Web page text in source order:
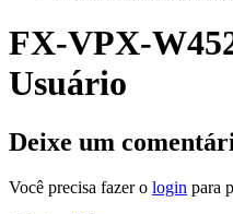
FX-VPX-
Usuário
Deixe um
Você precisa fazer o login para